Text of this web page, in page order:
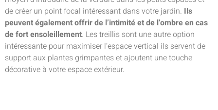
de créer un point focal intéressant dans votre jardin. Ils
peuvent également offrir de l’intimité et de l’ombre en cas
de fort ensoleillement. Les treillis sont une autre option
intéressante pour maximiser l’espace vertical ils servent de
support aux plantes grimpantes et ajoutent une touche
décorative à votre espace extérieur.